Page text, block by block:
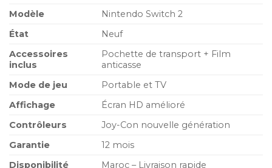
Modèle
Nintendo Switch 2
État
Neuf
Accessoires
inclus
Pochette de transport + Film
anticasse
Mode de jeu
Portable et TV
Affichage
Écran HD amélioré
Contrôleurs
Joy-Con nouvelle génération
Garantie
12 mois
Disponibilité
Maroc – Livraison rapide